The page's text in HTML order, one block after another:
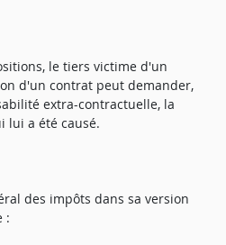
le tiers victime d'un
d'un contrat peut demander,
extra-contractuelle, la
lui a été causé.
des impôts dans sa version
: